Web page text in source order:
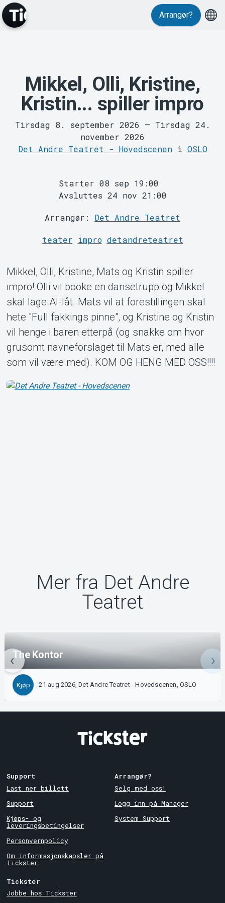
MyTickster
Support
Om Tickster
Arrangør?
Mikkel, Olli, Kristine,
Kristin... spiller impro
Tirsdag 8. september 2026 – Tirsdag 24.
november 2026
Det Andre Teatret - Hovedsceneni OSLO
Starter 08 sep 19:00
Avsluttes 24 nov 21:00
Arrangør: Det Andre Teatret
teater impro detandreteatret
Mikkel, Olli, Kristine, Mats og Kristin spiller
impro! Olli vil booke en dansetrupp og Mikkel
skal lage AI-låt. Mats vil at forestillingen skal
hete "Full fakkings pinne", og Kristine og Kristin
vil henge i baren etterpå (og snakke om hvor
grusomt navneforslaget til Mats er, med alle
som vil være med). KOM OG HENG MED OSS!!!!
Mer fra Det Andre
Teatret
The Kontor
Kjøp 21 aug 2026, Det Andre Teatret - Hovedscenen, OSLO
Support
Last ner billett
Support
Kjøps- og
leveringsbetingelser
Personvernpolicy
Om informasjonskapsler på
Tickster
Arrangør?
Selg med oss!
Logg inn på Manager
System Support
Tickster
Jobbe hos Tickster